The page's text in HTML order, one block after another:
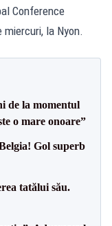
Conference
la Nyon.
de la momentul
o mare onoare”
Gol superb
tatălui său.